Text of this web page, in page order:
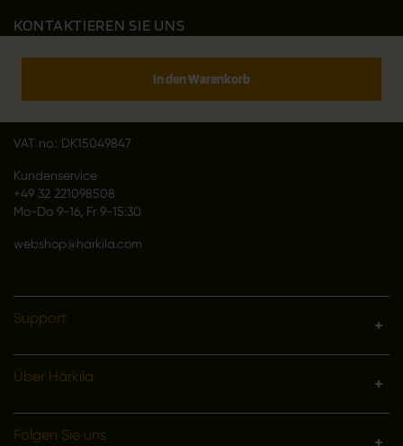
In den Warenkorb
KONTAKTIEREN SIE UNS
Outfit International A/S
VAT no.: DK15049847
Kundenservice
+49 32 221098508
Mo-Do 9-16, Fr 9-15:30
webshop@harkila.com
Support
Über Härkila
Folgen Sie uns